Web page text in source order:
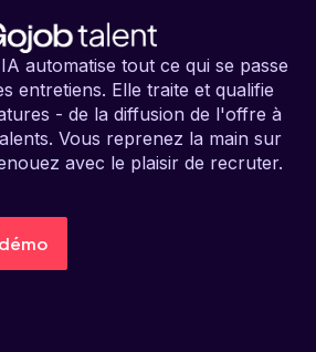
automatise tout ce qui se passe
entretiens. Elle traite et qualifie
- de la diffusion de l'offre à
Vous reprenez la main sur
avec le plaisir de recruter.